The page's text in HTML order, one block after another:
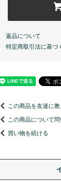
返品について
特定商取引法に基づ
この商品を友達に
この商品について
買い物を続ける